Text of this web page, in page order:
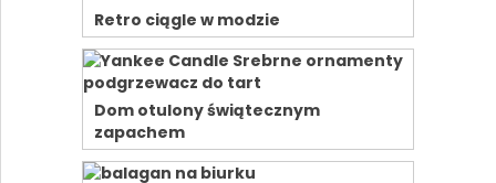
Retro ciągle w modzie
Dom otulony świątecznym
zapachem